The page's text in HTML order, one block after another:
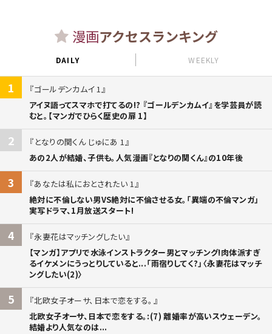
漫画アクセスランキング
DAILY WEEKLY
1
ゴールデンカムイ 1
アイヌ語ってスマホで打てるの!? 『ゴールデンカムイ』を学芸員が読
むと。【マンガでひらく歴史の扉 1】
2
となりの関くん じゅにあ 1
あの2人が結婚、子供も。人気漫画『となりの関くん』の10年後
3
あなたは私におとされたい 1
絶対に不倫しない男VS絶対に不倫させる女。「異端の不倫マンガ」
実写ドラマ、1月放送スタート!
4
永妻花はマッチングしたい
【マンガ】アプリで水泳インストラクター男とマッチング!肉体派すぎ
るイケメンにうっとりしていると...「雨宿りしてく?」〈永妻花はマッチ
ングしたい(2)〉
5
北欧女子オーサ、日本で恋をする。
北欧女子オーサ、日本で恋をする。:(7) 離婚率が高いスウェーデン。
結婚より人気なのは...